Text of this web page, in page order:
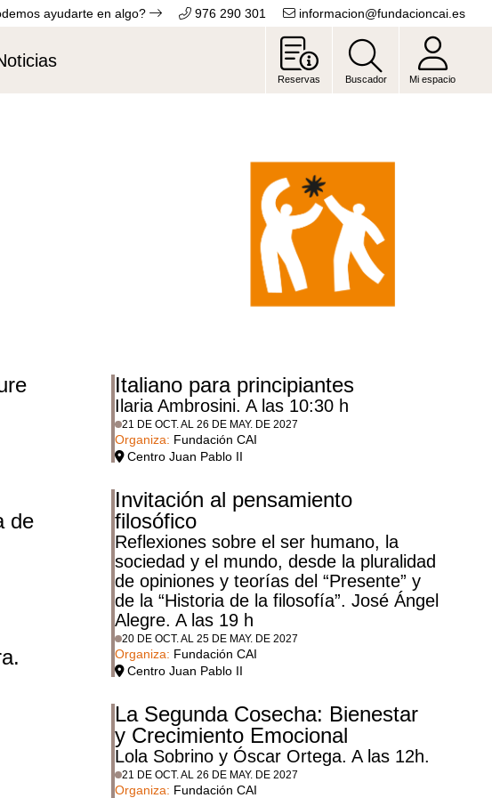
ayudarte en algo? 976 290 301 informacion@fundacioncai.es
Reservas Buscador Mi espacio
de
Italiano para principiantes
Ilaria Ambrosini. A las 10:30 h
21 DE OCT. AL 26 DE MAY. DE 2027
Organiza: Fundación CAI
Centro Juan Pablo II
Invitación al pensamiento
filosófico
Reflexiones sobre el ser humano, la
sociedad y el mundo, desde la pluralidad
de opiniones y teorías del “Presente” y
de la “Historia de la filosofía”. José Ángel
Alegre. A las 19 h
20 DE OCT. AL 25 DE MAY. DE 2027
Organiza: Fundación CAI
Centro Juan Pablo II
La Segunda Cosecha: Bienestar
y Crecimiento Emocional
Lola Sobrino y Óscar Ortega. A las 12h.
21 DE OCT. AL 26 DE MAY. DE 2027
Organiza: Fundación CAI